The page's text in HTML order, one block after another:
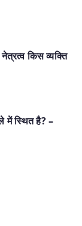
किस व्यक्ति
में स्थित है? –